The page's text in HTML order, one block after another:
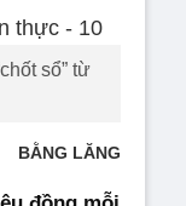
sổ” từ
BẰNG LĂNG